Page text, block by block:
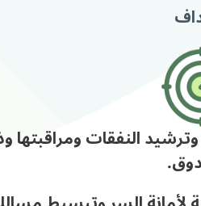
النفقات ومراقبتها